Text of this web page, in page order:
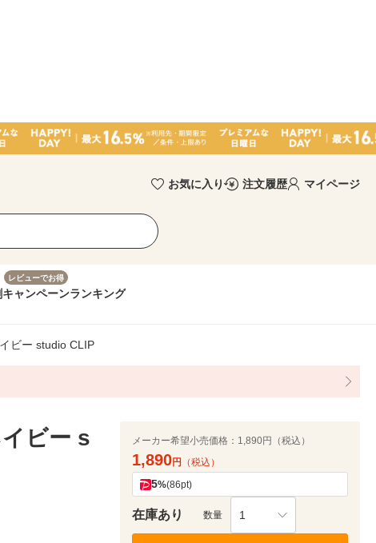
お気に入り 注文履歴 マイページ
レビューでお得
キャンペーンランキング
ビー studio CLIP
ビー s
メーカー希望小売価格： 1,890円（税込）
1,890円 （税込）
5%(86pt)
在庫あり 数量 1